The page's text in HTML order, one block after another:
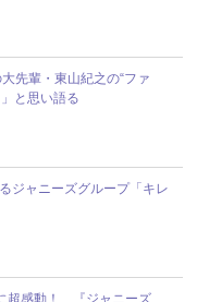
先輩・東山紀之の“ファ
と思い語る
ジャニーズグループ「キレ
超感動！ 『ジャニーズ